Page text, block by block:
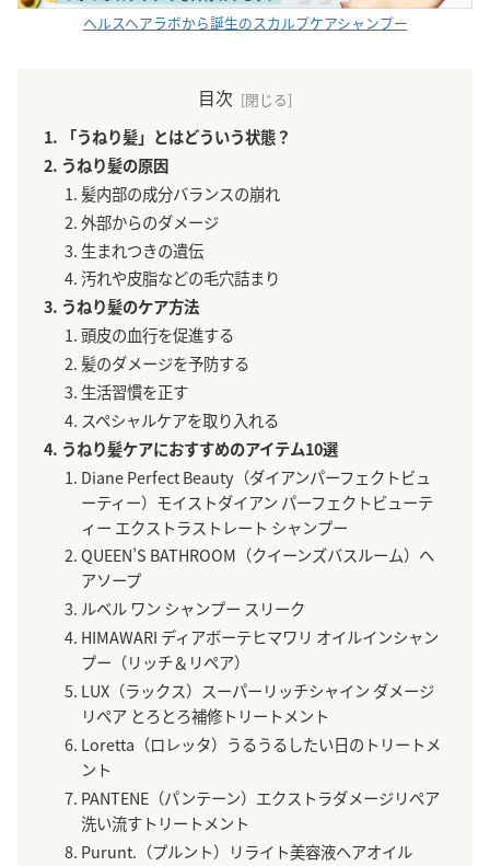
ヘルスヘアラボから誕生のスカルプケアシャンプー
目次
「うねり髪」とはどういう状態？
うねり髪の原因
髪内部の成分バランスの崩れ
外部からのダメージ
生まれつきの遺伝
汚れや皮脂などの毛穴詰まり
うねり髪のケア方法
頭皮の血行を促進する
髪のダメージを予防する
生活習慣を正す
スペシャルケアを取り入れる
うねり髪ケアにおすすめのアイテム10選
Diane Perfect Beauty（ダイアンパーフェクトビュ
ーティー）モイストダイアン パーフェクトビューテ
ィー エクストラストレート シャンプー
QUEEN’S BATHROOM（クイーンズバスルーム）ヘ
アソープ
ルベル ワン シャンプー スリーク
HIMAWARI ディアボーテヒマワリ オイルインシャン
プー（リッチ＆リペア）
LUX（ラックス）スーパーリッチシャイン ダメージ
リペア とろとろ補修トリートメント
Loretta（ロレッタ）うるうるしたい日のトリートメ
ント
PANTENE（パンテーン）エクストラダメージリペア
洗い流すトリートメント
Purunt.（プルント）リライト美容液ヘアオイル